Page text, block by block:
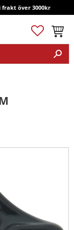
frakt över 3000kr
Favoriter